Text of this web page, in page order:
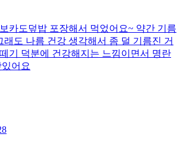
카도덮밥 포장해서 먹었어요~ 약간 기름
래도 나름 건강 생각해서 좀 덜 기름진 거
기 덕분에 건강해지는 느낌이면서 명란
어요